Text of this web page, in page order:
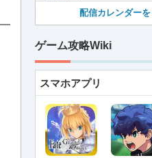
配信カレンダー
ゲーム攻略Wiki
スマホアプリ